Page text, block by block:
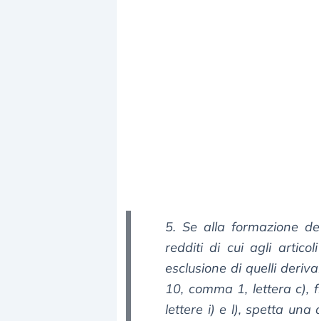
5. Se alla formazione
redditi di cui agli
esclusione di quelli
10, comma 1, lettera c),
lettere i) e l), spetta una